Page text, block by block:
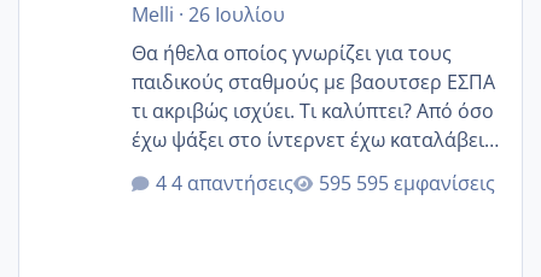
Melli · 26 Ιουλίου
Θα ήθελα οποίος γνωρίζει για τους
παιδικούς σταθμούς με βαουτσερ ΕΣΠΑ
τι ακριβώς ισχύει. Τι καλύπτει? Από όσο
έχω ψάξει στο ίντερνετ έχω καταλάβει
ότι το βαουτσερ καλύπτει όλα τα
δίδακτρα και τα τροφεια του ιδιωτικού
4 απαντήσεις 595 εμφανίσεις